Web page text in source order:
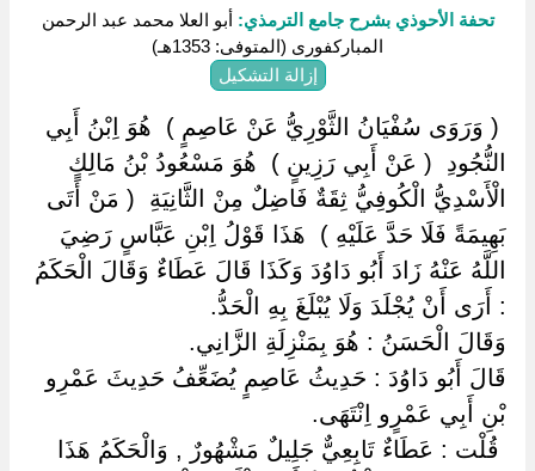
تحفة الأحوذي بشرح جامع الترمذي: أبو العلا محمد عبد الرحمن
المباركفورى (المتوفى: 1353هـ)
إزالة التشكيل
‏ ‏( وَرَوَى سُفْيَانُ الثَّوْرِيُّ عَنْ عَاصِمٍ ) ‏ ‏هُوَ اِبْنُ أَبِي
النُّجُودِ ‏ ‏( عَنْ أَبِي رَزِينٍ ) ‏ ‏هُوَ مَسْعُودُ بْنُ مَالِكٍ
الْأَسْدِيُّ الْكُوفِيُّ ثِقَةٌ فَاضِلٌ مِنْ الثَّانِيَةِ ‏ ‏( مَنْ أَتَى
بَهِيمَةً فَلَا حَدَّ عَلَيْهِ ) ‏ ‏هَذَا قَوْلُ اِبْنِ عَبَّاسٍ رَضِيَ
اللَّهُ عَنْهُ زَادَ أَبُو دَاوُدَ وَكَذَا قَالَ عَطَاءٌ وَقَالَ الْحَكَمُ
: أَرَى أَنْ يُجْلَدَ وَلَا يُبْلَغَ بِهِ الْحَدُّ.
وَقَالَ الْحَسَنُ : هُوَ بِمَنْزِلَةِ الزَّانِي.
قَالَ أَبُو دَاوُدَ : حَدِيثُ عَاصِمٍ يُضَعِّفُ حَدِيثَ عَمْرِو
بْنِ أَبِي عَمْرٍو اِنْتَهَى.
‏ ‏قُلْت : عَطَاءٌ تَابِعِيٌّ جَلِيلٌ مَشْهُورٌ , وَالْحَكَمُ هَذَا